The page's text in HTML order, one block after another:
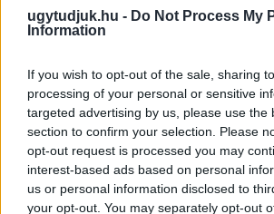
ugytudjuk.hu - Do Not Process My
Information
If you wish to opt-out of the sale, sharing
processing of your personal or sensitive
targeted advertising by us, please use the
section to confirm your selection. Please
opt-out request is processed you may
interest-based ads based on personal
us or personal information disclosed to
your opt-out. You may separately opt-out
2025. november. 18. 13:39
Márhogy meredeken nő a számuk.
121 FAJT FIGYELTEK MEG A TÉLI
LAKOSSÁGI MADÁRSZÁMLÁLÁSI
2023. március. 08. 19:18
A mezei veréb volt a leggyakoribb.
PÉNTEKEN KEZDŐDIK AZ ERDEI
TELELŐHELYEK ORSZÁGOS
2023. január. 16. 16:37